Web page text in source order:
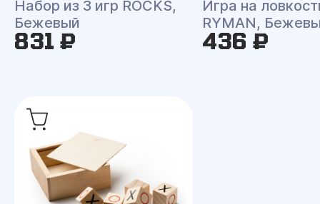
Набор из 3 игр ROCKS,
Бежевый
831 ₽
Игра на
RYMAN,
436 ₽